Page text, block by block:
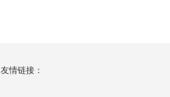
友情链接：